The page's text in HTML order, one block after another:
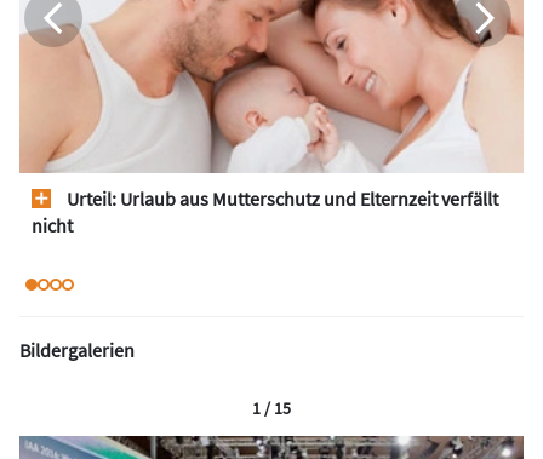
Urteil: Urlaub aus Mutterschutz und Elternzeit verfällt
nicht
Bildergalerien
1 / 15